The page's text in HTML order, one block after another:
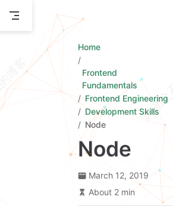
Home
Frontend
Fundamentals
Frontend Engineering
Development Skills
Node
Node
March 12, 2019
About 2 min